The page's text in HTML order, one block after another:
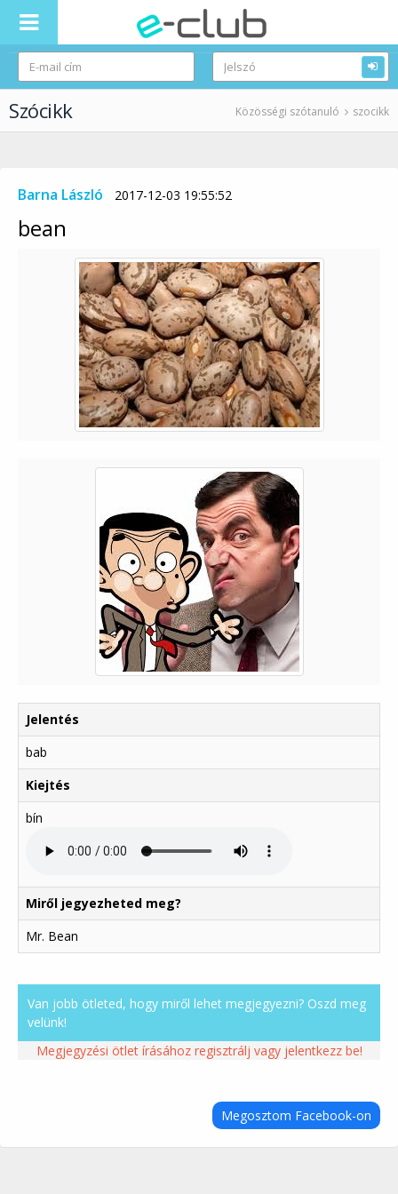
Szócikk Közösségi szótanuló szocikk
Barna László 2017-12-03 19:55:52
bean
Jelentés
bab
Kiejtés
bín
Miről jegyezheted meg?
Mr. Bean
Van jobb ötleted, hogy miről lehet megjegyezni? Oszd meg
velünk!
Megjegyzési ötlet írásához regisztrálj vagy jelentkezz be!
Megosztom Facebook-on